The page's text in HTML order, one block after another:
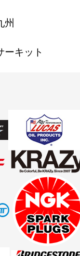
州
ーキット